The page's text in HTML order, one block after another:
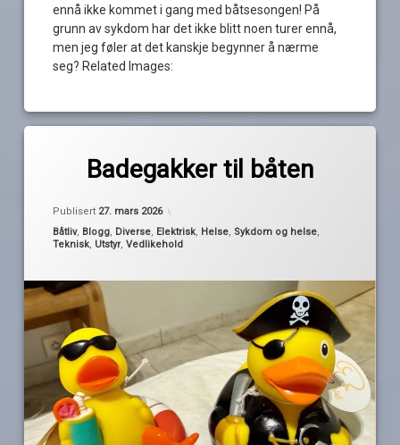
ennå ikke kommet i gang med båtsesongen! På
grunn av sykdom har det ikke blitt noen turer ennå,
men jeg føler at det kanskje begynner å nærme
seg? Related Images:
Badegakker til båten
Publisert 27. mars 2026
Kategorier:
Båtliv, Blogg, Diverse, Elektrisk, Helse, Sykdom og helse,
Teknisk, Utstyr,Vedlikehold
båtsesongen
reservedeler
sikring